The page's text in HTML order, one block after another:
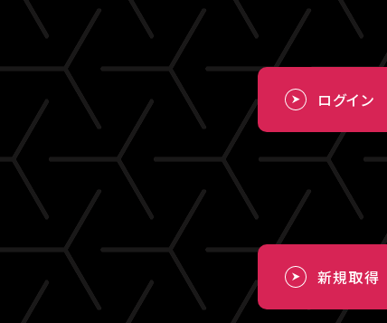
ログイン
新規取得